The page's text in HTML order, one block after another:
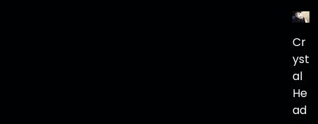
Cr
yst
al
He
ad